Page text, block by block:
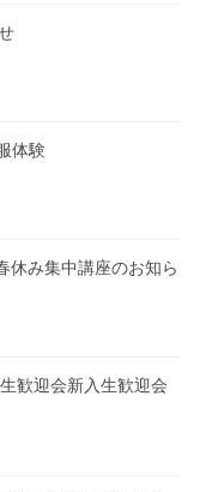
体験
休み集中講座のお知ら
歓迎会新入生歓迎会